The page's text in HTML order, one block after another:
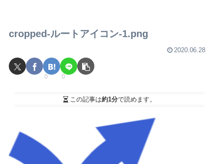
cropped-ルートアイコン-1.png
2020.06.28
0 0
この記事は約1分で読めます。